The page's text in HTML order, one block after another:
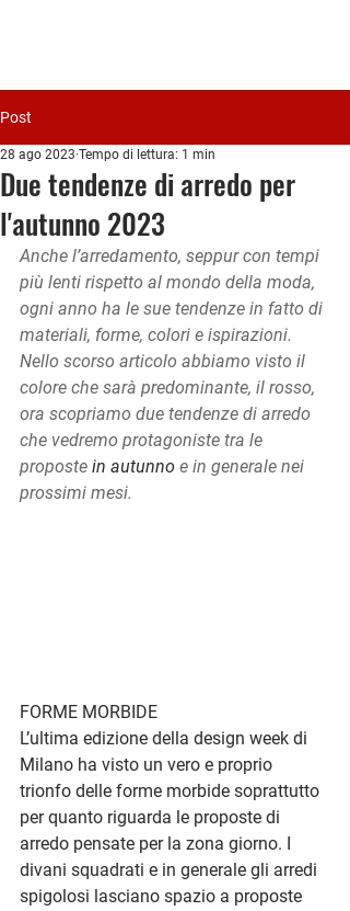
Post
Due tendenze di arredo per
l'autunno 2023
28 ago 2023 Tempo di lettura: 1 min
Anche l’arredamento, seppur con tempi
più lenti rispetto al mondo della moda,
ogni anno ha le sue tendenze in fatto di
materiali, forme, colori e ispirazioni.
Nello scorso articolo abbiamo visto il
colore che sarà predominante, il rosso,
ora scopriamo due tendenze di arredo
che vedremo protagoniste tra le
proposte in autunno e in generale nei
prossimi mesi.
FORME MORBIDE
L’ultima edizione della design week di
Milano ha visto un vero e proprio
trionfo delle forme morbide soprattutto
per quanto riguarda le proposte di
arredo pensate per la zona giorno. I
divani squadrati e in generale gli arredi
spigolosi lasciano spazio a proposte